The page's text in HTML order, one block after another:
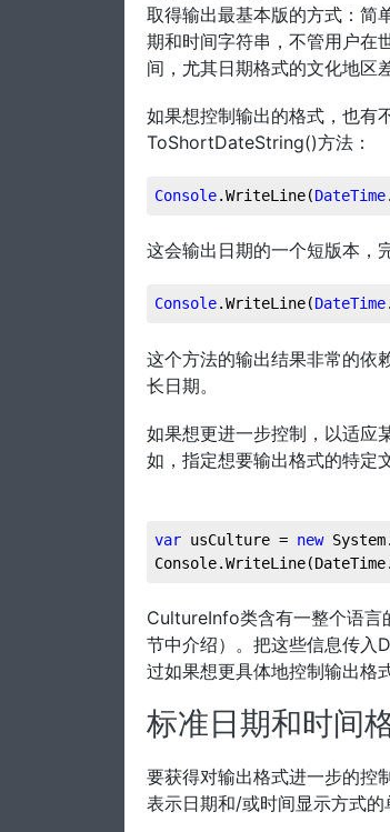
取得输出最基本版的方式：简
期和时间字符串，不管用户在
间，尤其日期格式的文化地区
如果想控制输出的格式，也有
ToShortDateString()方法：
Console.WriteLine(DateTime
这会输出日期的一个短版本，
Console.WriteLine(DateTime
这个方法的输出结果非常的依
长日期。
如果想更进一步控制，以适应
如，指定想要输出格式的特定
var usCulture = new
CultureInfo类含有一整个语言
节中介绍）。把这些信息传入
过如果想更具体地控制输出格
标准日期和时间
要获得对输出格式进一步的控
表示日期和/或时间显示方式